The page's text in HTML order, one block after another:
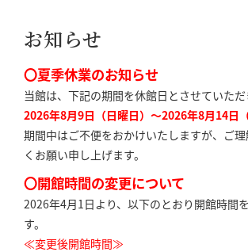
お知らせ
〇夏季休業のお知らせ
当館は、下記の期間を休館日とさせていただ
2026年8月9日（日曜日）～2026年8月14日（
期間中はご不便をおかけいたしますが、ご
くお願い申し上げます。
〇開館時間の変更について
2026年4月1日より、以下のとおり開館時間
す。
≪変更後開館時間≫